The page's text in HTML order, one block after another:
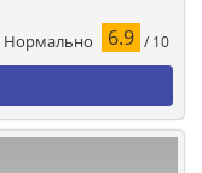
Нормально 6.9 / 10